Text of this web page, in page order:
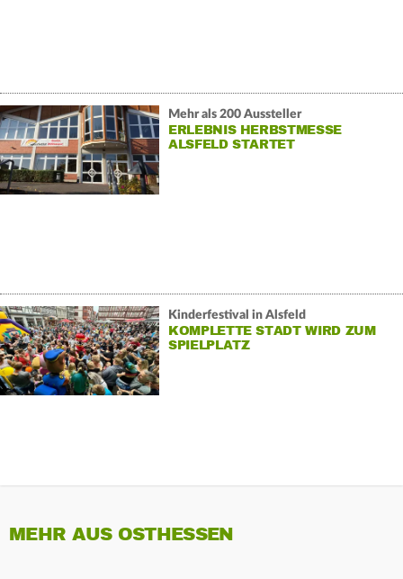
Mehr als 200 Aussteller
ERLEBNIS HERBSTMESSE
ALSFELD STARTET
Kinderfestival in Alsfeld
KOMPLETTE STADT WIRD ZUM
SPIELPLATZ
MEHR AUS OSTHESSEN